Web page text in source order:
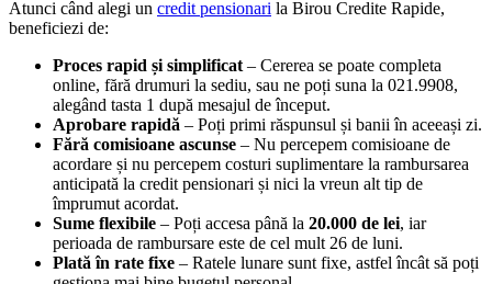
Atunci când alegi un credit pensionari la Birou Credite Rapide,
beneficiezi de:
Proces rapid și simplificat – Cererea se poate completa
online, fără drumuri la sediu, sau ne poți suna la 021.9908,
alegând tasta 1 după mesajul de început.
Aprobare rapidă – Poți primi răspunsul și banii în aceeași zi.
Fără comisioane ascunse – Nu percepem comisioane de
acordare și nu percepem costuri suplimentare la rambursarea
anticipată la credit pensionari și nici la vreun alt tip de
împrumut acordat.
Sume flexibile – Poți accesa până la 20.000 de lei, iar
perioada de rambursare este de cel mult 26 de luni.
Plată în rate fixe – Ratele lunare sunt fixe, astfel încât să poți